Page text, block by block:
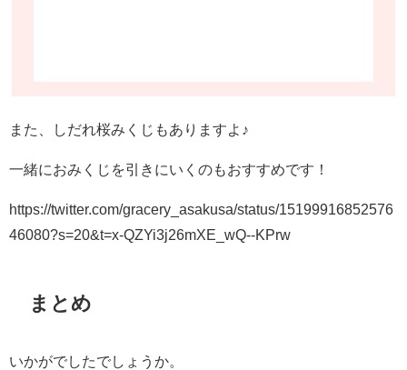
また、しだれ桜みくじもありますよ♪
一緒におみくじを引きにいくのもおすすめです！
https://twitter.com/gracery_asakusa/status/15199916852576
46080?s=20&t=x-QZYi3j26mXE_wQ--KPrw
まとめ
いかがでしたでしょうか。